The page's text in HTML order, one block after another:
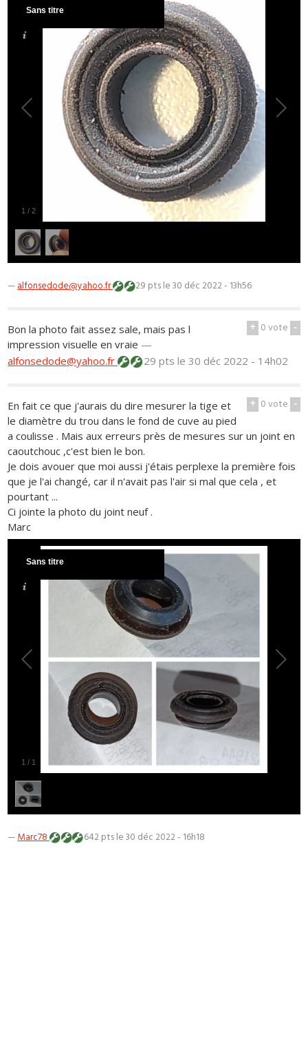
1 /2
Sans titre
—alfonsedode@yahoo.fr 29 ptsle 30 déc 2022 - 13h56
+ 0vote -
Bon la photo fait assez sale, mais pas l
impression visuelle en vraie —
alfonsedode@yahoo.fr
29 ptsle 30 déc 2022 - 14h02
+ 0vote -
En fait ce que j'aurais du dire mesurer la tige et
le diamètre du trou dans le fond de cuve au pied
a coulisse . Mais aux erreurs près de mesures sur un joint en
caoutchouc ,c'est bien le bon.
Je dois avouer que moi aussi j'étais perplexe la première fois
que je l'ai changé, car il n'avait pas l'air si mal que cela , et
pourtant ...
Ci jointe la photo du joint neuf .
Marc
1 / 1
Sans titre
—Marc78 642 ptsle 30 déc 2022 - 16h18